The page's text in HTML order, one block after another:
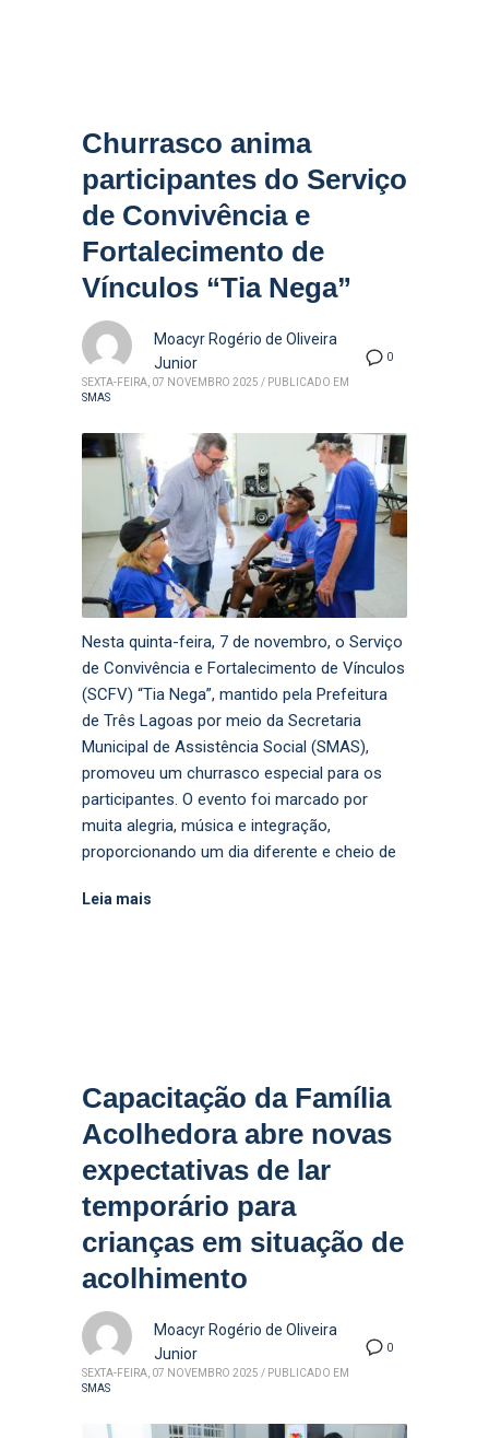
Churrasco anima
participantes do Serviço
de Convivência e
Fortalecimento de
Vínculos “Tia Nega”
0
Moacyr Rogério de Oliveira
Junior
SEXTA-FEIRA, 07 NOVEMBRO 2025 / PUBLICADO EM
SMAS
Nesta quinta-feira, 7 de novembro, o Serviço
de Convivência e Fortalecimento de Vínculos
(SCFV) “Tia Nega”, mantido pela Prefeitura
de Três Lagoas por meio da Secretaria
Municipal de Assistência Social (SMAS),
promoveu um churrasco especial para os
participantes. O evento foi marcado por
muita alegria, música e integração,
proporcionando um dia diferente e cheio de
Leia mais
Capacitação da Família
Acolhedora abre novas
expectativas de lar
temporário para
crianças em situação de
acolhimento
0
Moacyr Rogério de Oliveira
Junior
SEXTA-FEIRA, 07 NOVEMBRO 2025 / PUBLICADO EM
SMAS